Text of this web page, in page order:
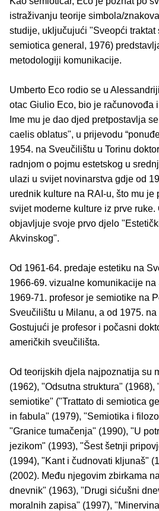
istraživanju teorije simbola/
studije, uključujući "Sveopći traktat
semiotica general, 1976)
metodologiji komunikacije.
Umberto Eco rodio se u
otac Giulio Eco, bio je računovođa
Ime mu je dao djed pretpostavlja
caelis oblatus", u prijevodu
1954. na Sveučilištu u Torinu
radnjom o pojmu estetskog u
ulazi u svijet novinarstva gdje od
urednik kulture na RAI-u, što mu je
svijet moderne kulture iz prve ruke.
objavljuje svoje prvo djelo
Akvinskog".
Od 1961-64. predaje estetiku na
1966-69. vizualne komunikacije
1969-71. profesor je semiotike na
Sveučilištu u Milanu, a od 1975.
Gostujući je profesor i počasni
američkih sveučilišta.
Od teorijskih djela najpoznatija su
(1962), "Odsutna struktura" (1968),
semiotike" ("Trattato di semiotica
in fabula" (1979), "Semiotika i
"Granice tumačenja" (1990), "U
jezikom" (1993), "Šest šetnji
(1994), "Kant i čudnovati kljunaš"
(2002). Među njegovim zbirkama
dnevnik" (1963), "Drugi sićušni
moralnih zapisa" (1997),